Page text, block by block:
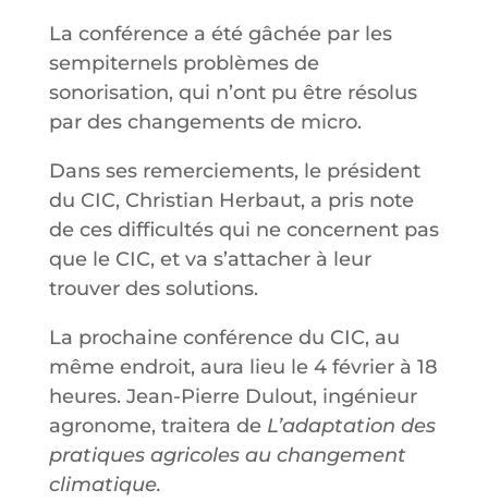
La conférence a été gâchée par les
sempiternels problèmes de
sonorisation, qui n’ont pu être résolus
par des changements de micro.
Dans ses remerciements, le président
du CIC, Christian Herbaut, a pris note
de ces difficultés qui ne concernent pas
que le CIC, et va s’attacher à leur
trouver des solutions.
La prochaine conférence du CIC, au
même endroit, aura lieu le 4 février à 18
heures. Jean-Pierre Dulout, ingénieur
agronome, traitera de L’adaptation des
pratiques agricoles au changement
climatique.